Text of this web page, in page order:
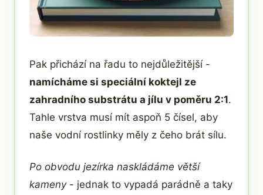
Pak přichází na řadu to nejdůležitější -
namícháme si speciální koktejl ze
zahradního substrátu a jílu v poměru 2:1.
Tahle vrstva musí mít aspoň 5 čísel, aby
naše vodní rostlinky měly z čeho brát sílu.
Po obvodu jezírka naskládáme větší
kameny- jednak to vypadá parádně a taky